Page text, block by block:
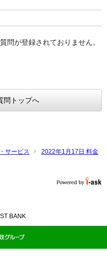
問が登録されておりません。
問トップへ
サービス
2022年1月17日 料金
BANK